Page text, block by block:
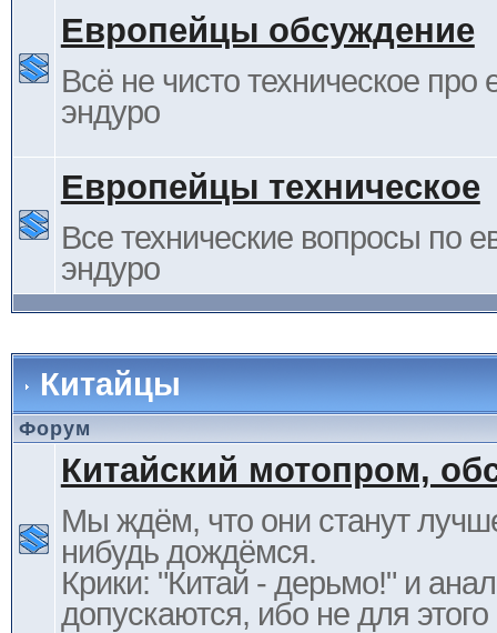
Европейцы обсуждение
Всё не чисто техническое про
эндуро
Европейцы техническое
Все технические вопросы по
эндуро
Китайцы
Форум
Китайский мотопром,
Мы ждём, что они станут
нибудь дождёмся.
Крики: "Китай - дерьмо!" и
допускаются, ибо не для